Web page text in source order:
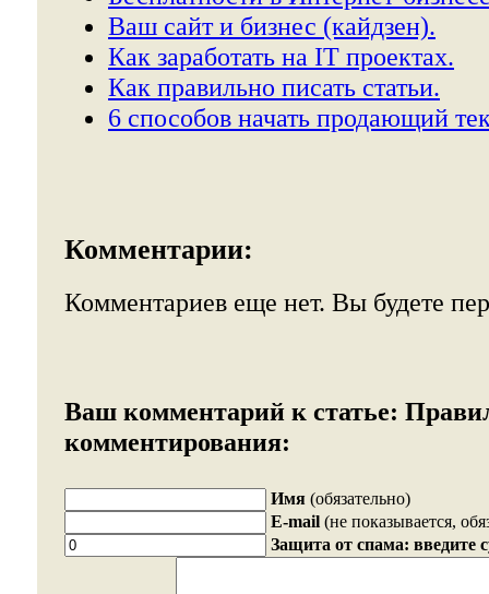
Ваш сайт и бизнес (кайдзен).
Как заработать на IT проектах.
Как правильно писать статьи.
6 способов начать продающий
Комментарии:
Комментариев еще нет. Вы будете
Ваш комментарий к статье:
комментирования:
Имя (обязательно)
E-mail (не показывается,
Защита от спама: введите